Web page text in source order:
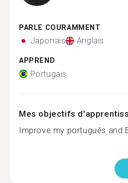
PARLE COURAMMENT
Japonais Anglais
APPREND
Portugais
Mes objectifs
Improve my português and